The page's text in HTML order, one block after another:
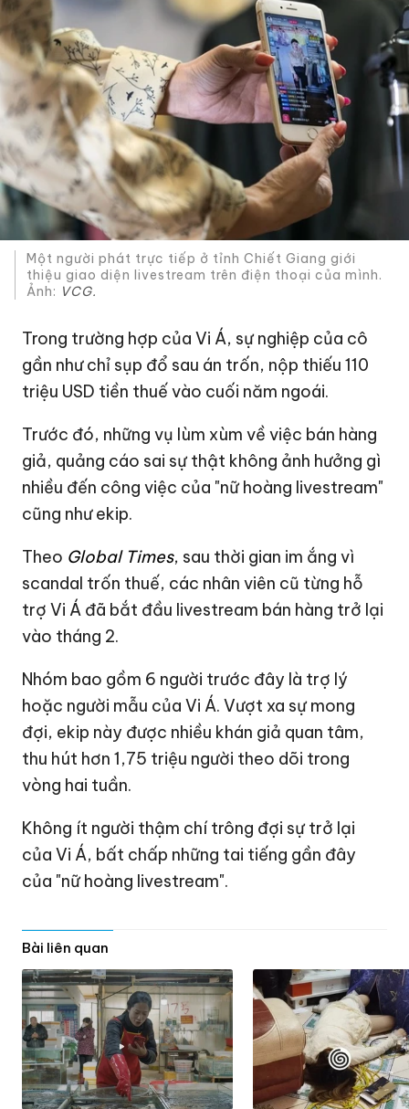
Một người phát trực tiếp ở tỉnh Chiết Giang giới
thiệu giao diện livestream trên điện thoại của mình.
Ảnh: VCG.
Trong trường hợp của Vi Á, sự nghiệp của cô
gần như chỉ sụp đổ sau án trốn, nộp thiếu110
triệu USD tiền thuế vào cuối năm ngoái.
Trước đó, những vụ lùm xùm về việc bán hàng
giả, quảng cáo sai sự thật không ảnh hưởng gì
nhiều đến công việc của "nữ hoàng livestream"
cũng như ekip.
Theo Global Times, sau thời gian im ắng vì
scandal trốn thuế, các nhân viên cũ từng hỗ
trợ Vi Á đã bắt đầu livestream bán hàng trở lại
vào tháng 2.
Nhóm bao gồm 6 người trước đây là trợ lý
hoặc người mẫu của Vi Á. Vượt xa sự mong
đợi, ekip này được nhiều khán giả quan tâm,
thu hút hơn 1,75 triệu người theo dõi trong
vòng hai tuần.
Không ít người thậm chí trông đợi sự trở lại
của Vi Á, bất chấp những tai tiếng gần đây
của "nữ hoàng livestream".
Bài liên quan